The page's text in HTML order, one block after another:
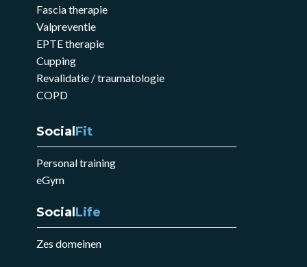
Fascia therapie
Valpreventie
EPTE therapie
Cupping
Revalidatie / traumatologie
COPD
Social Fit
Personal training
eGym
Social Life
Zes domeinen